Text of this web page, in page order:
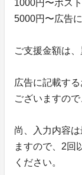
1000円〜ポス
5000円〜広告
ご支援金額は
広告に記載す
ございますの
尚、入力内容
ますので、2回
ください。